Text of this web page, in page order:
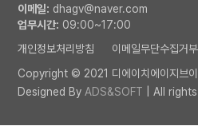
이메일: dhagv@naver.com
업무시간: 09:00~17:00
개인정보처리방침
이메일무단수집거부
Copyright © 2021 디에이치에이지브
Designed By ADS&SOFT | All